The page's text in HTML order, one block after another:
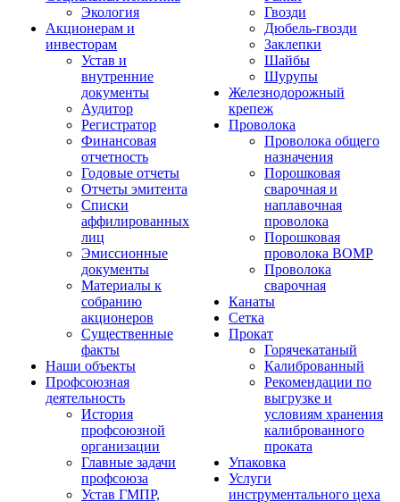
Экология
Акционерам и
инвесторам
Устав и
внутренние
документы
Аудитор
Регистратор
Финансовая
отчетность
Годовые отчеты
Отчеты эмитента
Списки
аффилированных
лиц
Эмиссионные
документы
Материалы к
собранию
акционеров
Существенные
факты
Наши объекты
Профсоюзная
деятельность
История
профсоюзной
организации
Главные задачи
профсоюза
Устав ГМПР,
Гвозди
Дюбель-гвозди
Заклепки
Шайбы
Шурупы
Железнодорожный
крепеж
Проволока
Проволока общего
назначения
Порошковая
сварочная и
наплавочная
проволока
Порошковая
проволока ВОМР
Проволока
сварочная
Канаты
Сетка
Прокат
Горячекатаный
Калиброванный
Рекомендации по
выгрузке и
условиям хранения
калиброванного
проката
Упаковка
Услуги
инструментального цеха